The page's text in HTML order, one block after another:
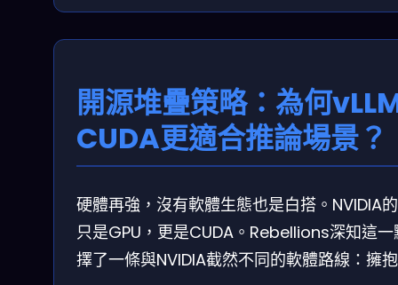
開源堆疊策略：為何
CUDA更適合推論場景？
硬體再強，沒有軟體生態也是白搭。NVIDIA
只是GPU，更是CUDA。Rebellions深知這
擇了一條與NVIDIA截然不同的軟體路線：擁